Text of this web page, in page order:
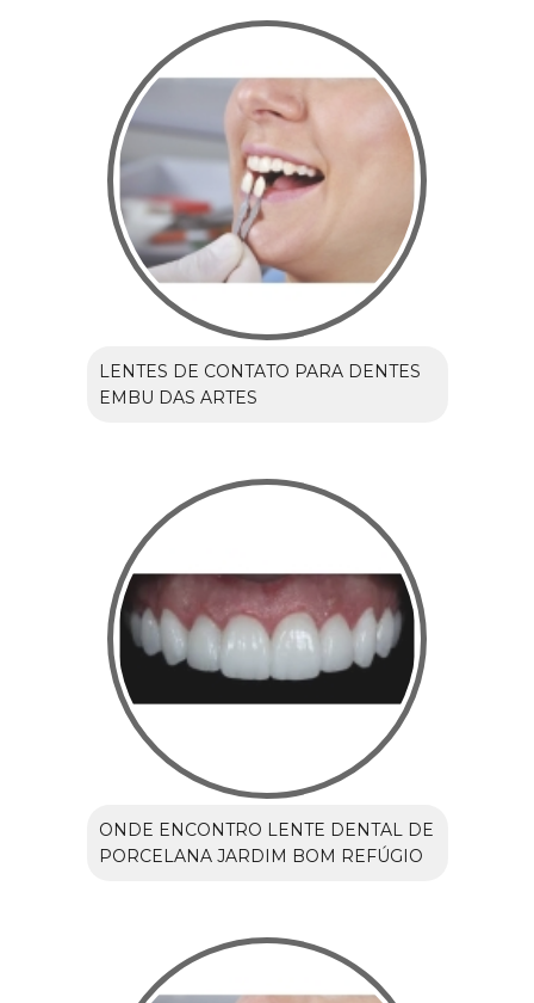
LENTES DE CONTATO PARA DENTES
EMBU DAS ARTES
ONDE ENCONTRO LENTE DENTAL DE
PORCELANA JARDIM BOM REFÚGIO